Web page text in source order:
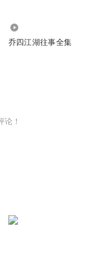
乔四江湖往事全集
论！